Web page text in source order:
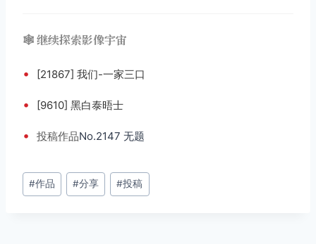
🕸️ 继续探索影像宇宙
• [21867] 我们-一家三口
• [9610] 黑白泰晤士
• 投稿作品No.2147 无题
文
章
#作品 #分享 #投稿